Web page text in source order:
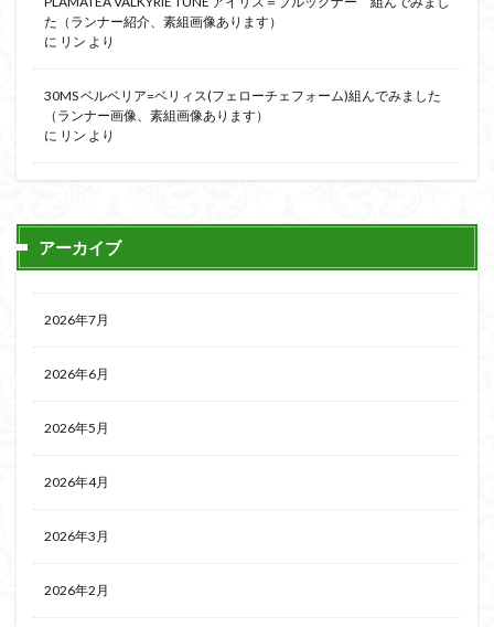
た（ランナー紹介、素組画像あります）
に リン より
30MS ベルベリア=ベリィス(フェローチェフォーム)組んでみました
（ランナー画像、素組画像あります）
に リン より
アーカイブ
2026年7月
2026年6月
2026年5月
2026年4月
2026年3月
2026年2月